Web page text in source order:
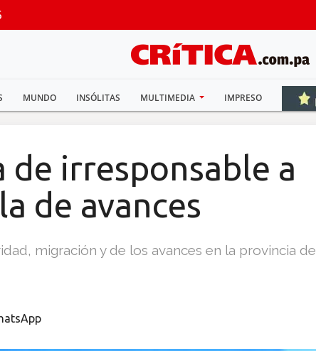
MUNDO INSÓLITAS MULTIMEDIA IMPRESO
irresponsable a
de avances
migración y de los avances en la provincia de